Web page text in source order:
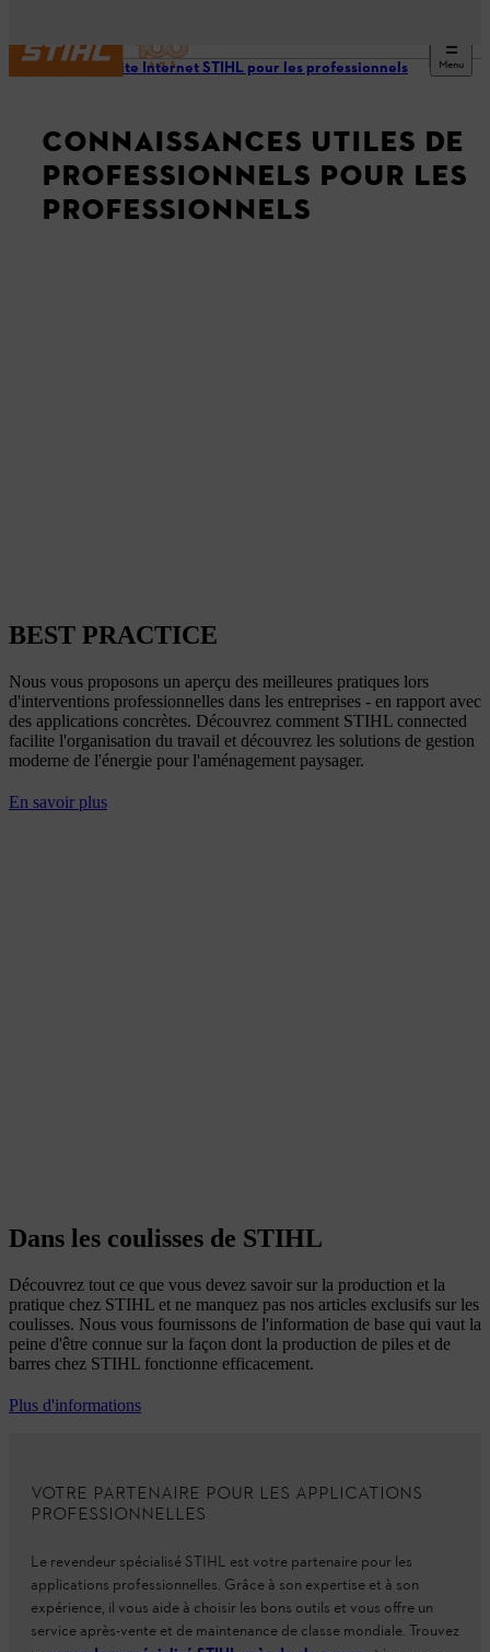
Menu
Notre site Internet STIHL pour les professionnels
CONNAISSANCES UTILES DE
PROFESSIONNELS POUR LES
PROFESSIONNELS
BEST PRACTICE
Nous vous proposons un aperçu des meilleures pratiques lors
d'interventions professionnelles dans les entreprises - en rapport avec
des applications concrètes. Découvrez comment STIHL connected
facilite l'organisation du travail et découvrez les solutions de gestion
moderne de l'énergie pour l'aménagement paysager.
En savoir plus
Dans les coulisses de STIHL
Découvrez tout ce que vous devez savoir sur la production et la
pratique chez STIHL et ne manquez pas nos articles exclusifs sur les
coulisses. Nous vous fournissons de l'information de base qui vaut la
peine d'être connue sur la façon dont la production de piles et de
barres chez STIHL fonctionne efficacement.
Plus d'informations
VOTRE PARTENAIRE POUR LES APPLICATIONS
PROFESSIONNELLES
Le revendeur spécialisé STIHL est votre partenaire pour les
applications professionnelles. Grâce à son expertise et à son
expérience, il vous aide à choisir les bons outils et vous offre un
service après-vente et de maintenance de classe mondiale. Trouvez